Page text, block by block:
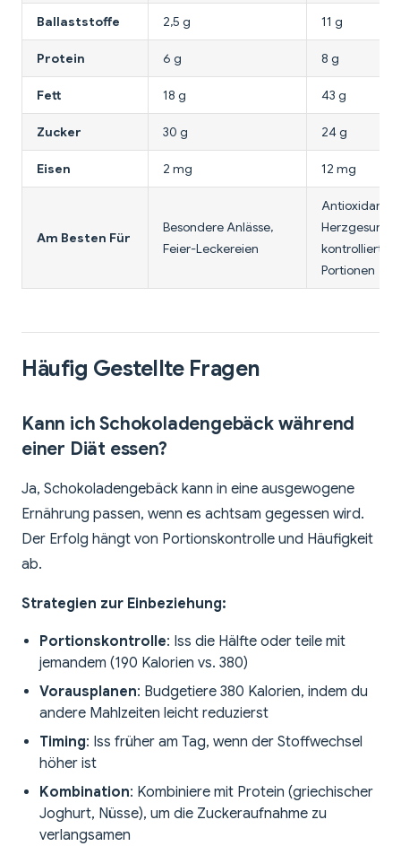
Ballaststoffe 2,5 g 11 g
Protein 6 g 8 g
Fett 18 g 43 g
Zucker 30 g 24 g
Eisen 2 mg 12 mg
Am Besten Für
Besondere Anlässe,
Feier-Leckereien
kontrollierte
Portionen
Häufig Gestellte Fragen
Kann ich Schokoladengebäck während
einer Diät essen?
Ja, Schokoladengebäck kann in eine ausgewogene
Ernährung passen, wenn es achtsam gegessen wird.
Der Erfolg hängt von Portionskontrolle und Häufigkeit
ab.
Strategien zur Einbeziehung:
Portionskontrolle: Iss die Hälfte oder teile mit
jemandem (190 Kalorien vs. 380)
Vorausplanen: Budgetiere 380 Kalorien, indem du
andere Mahlzeiten leicht reduzierst
Timing: Iss früher am Tag, wenn der Stoffwechsel
höher ist
Kombination: Kombiniere mit Protein (griechischer
Joghurt, Nüsse), um die Zuckeraufnahme zu
verlangsamen